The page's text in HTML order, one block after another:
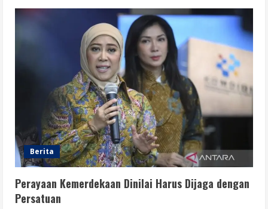
2 August 8, 2026
3
Opini
Situasi Nasional Aman Harus Dijaga
dari Provokasi Jelang HUT ke-81 RI
August 8, 2026
4
Opini
HUT RI ke-81 Momentum Menjaga
Stabilitas, Keamanan, dan Optimisme
August 8, 2026
Berita
Berita
Perayaan Kemerdekaan Dinilai Harus Dijaga dengan
Persatuan